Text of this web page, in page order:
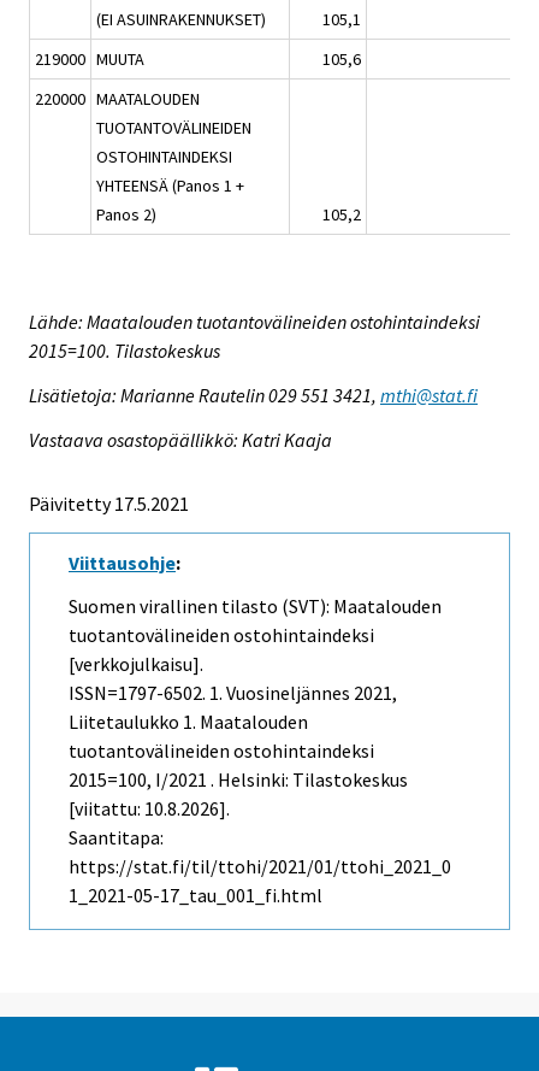
(EI ASUINRAKENNUKSET)
105,1
219000 MUUTA 105,6
220000 MAATALOUDEN
TUOTANTOVÄLINEIDEN
OSTOHINTAINDEKSI
YHTEENSÄ (Panos 1 +
Panos 2)
105,2
Lähde: Maatalouden tuotantovälineiden ostohintaindeksi
2015=100. Tilastokeskus
Lisätietoja: Marianne Rautelin 029 551 3421, mthi@stat.fi
Vastaava osastopäällikkö: Katri Kaaja
Päivitetty 17.5.2021
Viittausohje:
Suomen virallinen tilasto (SVT): Maatalouden
tuotantovälineiden ostohintaindeksi
[verkkojulkaisu].
ISSN=1797-6502. 1. Vuosineljännes 2021,
Liitetaulukko 1. Maatalouden
tuotantovälineiden ostohintaindeksi
2015=100, I/2021 . Helsinki: Tilastokeskus
[viitattu: 10.8.2026].
Saantitapa:
https://stat.fi/til/ttohi/2021/01/ttohi_2021_0
1_2021-05-17_tau_001_fi.html